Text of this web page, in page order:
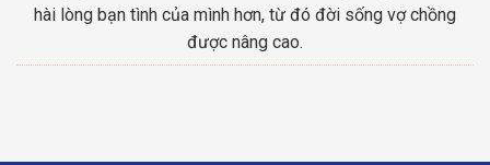
hài lòng bạn tình của mình hơn, từ đó đời sống vợ chồng
được nâng cao.